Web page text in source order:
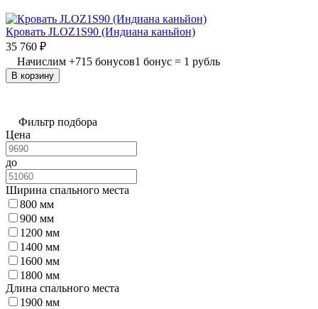
Кровать JLOZ1S90 (Индиана каньйон)
35 760 ₽
Начислим +715 бонусов1 бонус = 1 рубль
В корзину
Фильтр подбора
Цена
до
Ширина спального места
800 мм
900 мм
1200 мм
1400 мм
1600 мм
1800 мм
Длина спального места
1900 мм